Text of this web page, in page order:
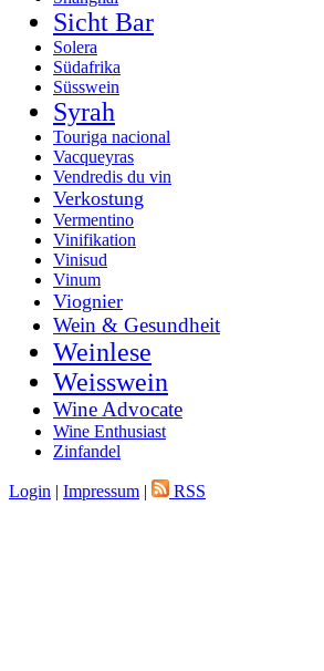
Sicht Bar
Solera
Südafrika
Süsswein
Syrah
Touriga nacional
Vacqueyras
Vendredis du vin
Verkostung
Vermentino
Vinifikation
Vinisud
Vinum
Viognier
Wein & Gesundheit
Weinlese
Weisswein
Wine Advocate
Wine Enthusiast
Zinfandel
Login | Impressum | RSS